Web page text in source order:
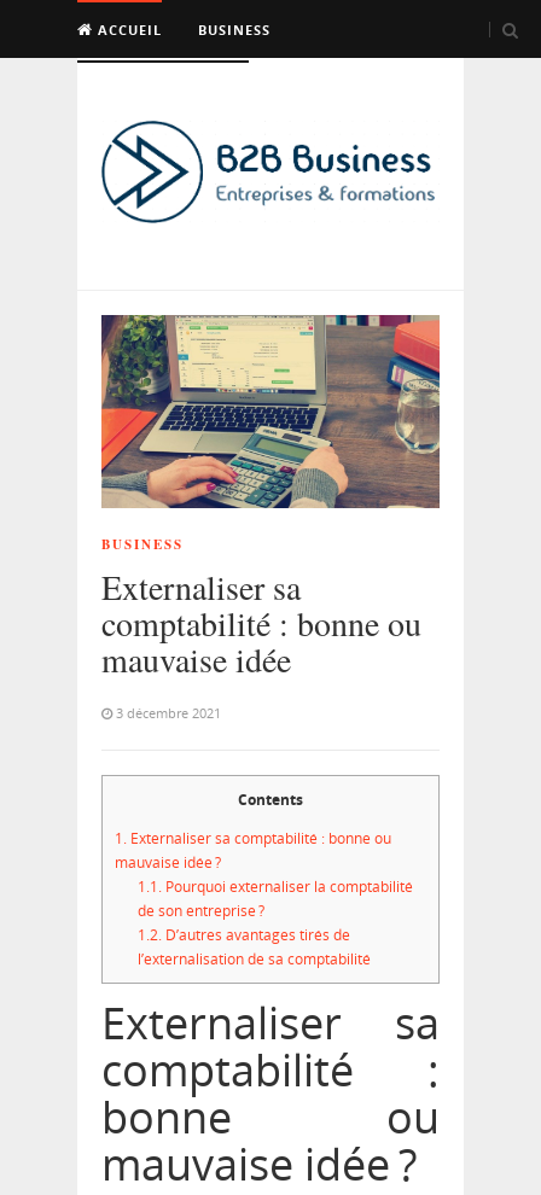
ACCUEIL BUSINESS
BUSINESS
Externaliser sa
comptabilité : bonne ou
mauvaise idée
3 décembre 2021
Contents
1. Externaliser sa comptabilité : bonne ou
mauvaise idée ?
1.1.Pourquoi externaliser la comptabilité
de son entreprise ?
1.2.D’autres avantages tirés de
l’externalisation de sa comptabilité
Externaliser sa
comptabilité :
bonne ou
mauvaise idée ?